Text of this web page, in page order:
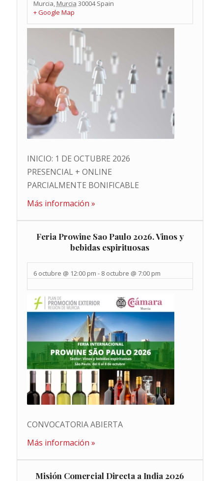
Murcia, Murcia 30004 Spain
+ Google Map
INICIO: 1 DE OCTUBRE 2026
PRESENCIAL + ONLINE
PARCIALMENTE BONIFICABLE
Más información »
Feria Prowine Sao Paulo 2026. Vinos y
bebidas espirituosas
6 octubre @ 12:00 pm - 8 octubre @ 7:00 pm
CONVOCATORIA ABIERTA
Más información »
Misión Comercial Directa a India 2026